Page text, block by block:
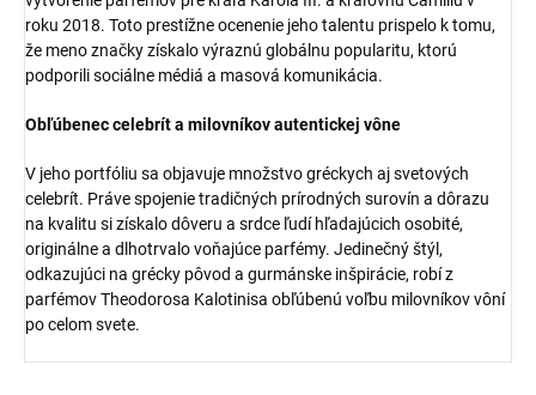
roku 2018. Toto prestížne ocenenie jeho talentu prispelo k tomu,
že meno značky získalo výraznú globálnu popularitu, ktorú
podporili sociálne médiá a masová komunikácia.
Obľúbenec celebrít a milovníkov autentickej vône
V jeho portfóliu sa objavuje množstvo gréckych aj svetových
celebrít. Práve spojenie tradičných prírodných surovín a dôrazu
na kvalitu si získalo dôveru a srdce ľudí hľadajúcich osobité,
originálne a dlhotrvalo voňajúce parfémy. Jedinečný štýl,
odkazujúci na grécky pôvod a gurmánske inšpirácie, robí z
parfémov Theodorosa Kalotinisa obľúbenú voľbu milovníkov vôní
po celom svete.